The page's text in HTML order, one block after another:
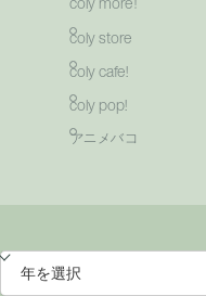
coly store
coly cafe!
coly pop!
アニメバコ